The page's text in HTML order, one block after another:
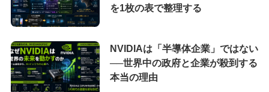
を1枚の表で整理する
NVIDIAは「半導体企業」ではない
──世界中の政府と企業が殺到する
本当の理由